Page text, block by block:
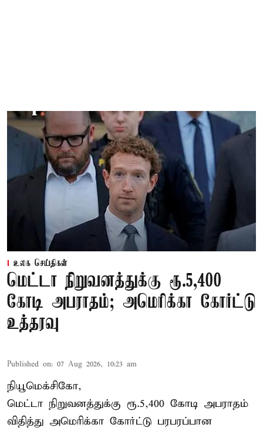
உலக செய்திகள்
மெட்டா நிறுவனத்துக்கு ரூ.5,400
கோடி அபராதம்; அமெரிக்கா கோர்ட்டு
உத்தரவு
Published on: 07 Aug 2026, 10:23 am
நியூமெக்சிகோ,
மெட்டா நிறுவனத்துக்கு ரூ.5,400 கோடி அபராதம்
விதித்து அமெரிக்கா கோர்ட்டு பரபரப்பான